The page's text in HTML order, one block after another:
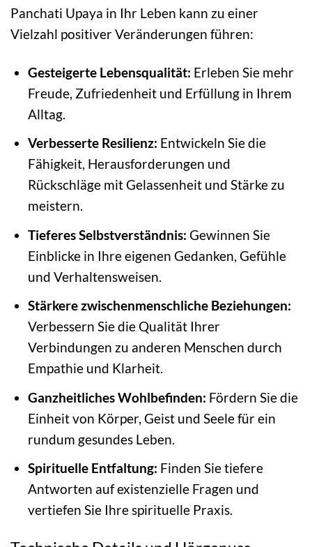
Panchati Upaya in Ihr Leben kann zu einer
Vielzahl positiver Veränderungen führen:
Gesteigerte Lebensqualität: Erleben Sie mehr
Freude, Zufriedenheit und Erfüllung in Ihrem
Alltag.
Verbesserte Resilienz: Entwickeln Sie die
Fähigkeit, Herausforderungen und
Rückschläge mit Gelassenheit und Stärke zu
meistern.
Tieferes Selbstverständnis: Gewinnen Sie
Einblicke in Ihre eigenen Gedanken, Gefühle
und Verhaltensweisen.
Stärkere zwischenmenschliche Beziehungen:
Verbessern Sie die Qualität Ihrer
Verbindungen zu anderen Menschen durch
Empathie und Klarheit.
Ganzheitliches Wohlbefinden: Fördern Sie die
Einheit von Körper, Geist und Seele für ein
rundum gesundes Leben.
Spirituelle Entfaltung: Finden Sie tiefere
Antworten auf existenzielle Fragen und
vertiefen Sie Ihre spirituelle Praxis.